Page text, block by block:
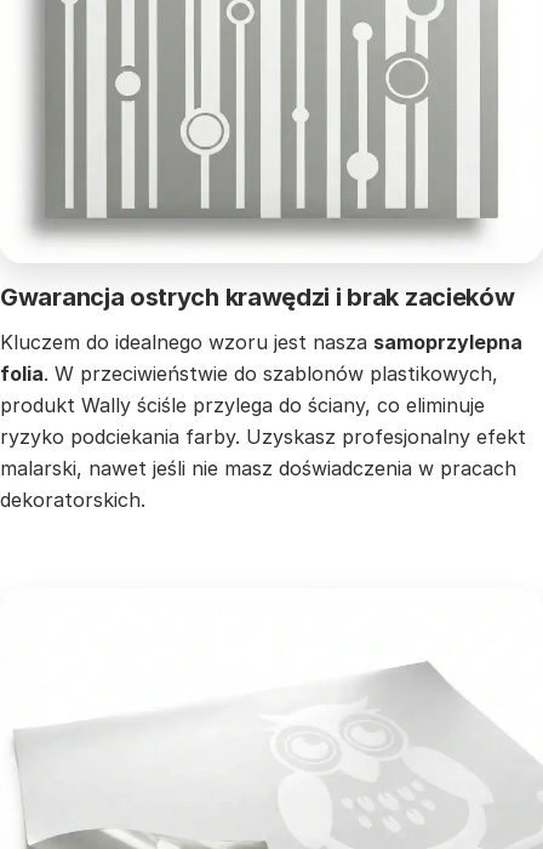
Gwarancja ostrych krawędzi i brak zacieków
Kluczem do idealnego wzoru jest nasza samoprzylepna
folia. W przeciwieństwie do szablonów plastikowych,
produkt Wally ściśle przylega do ściany, co eliminuje
ryzyko podciekania farby. Uzyskasz profesjonalny efekt
malarski, nawet jeśli nie masz doświadczenia w pracach
dekoratorskich.